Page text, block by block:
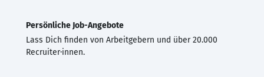
Persönliche Job-Angebote
Lass Dich finden von Arbeitgebern und über 20.000
Recruiter·innen.